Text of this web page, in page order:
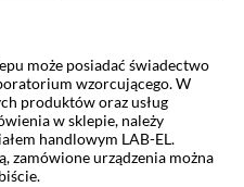
może posiadać świadectwo
wzorcującego. W
produktów oraz usług
w sklepie, należy
handlowym LAB-EL.
zamówione urządzenia można